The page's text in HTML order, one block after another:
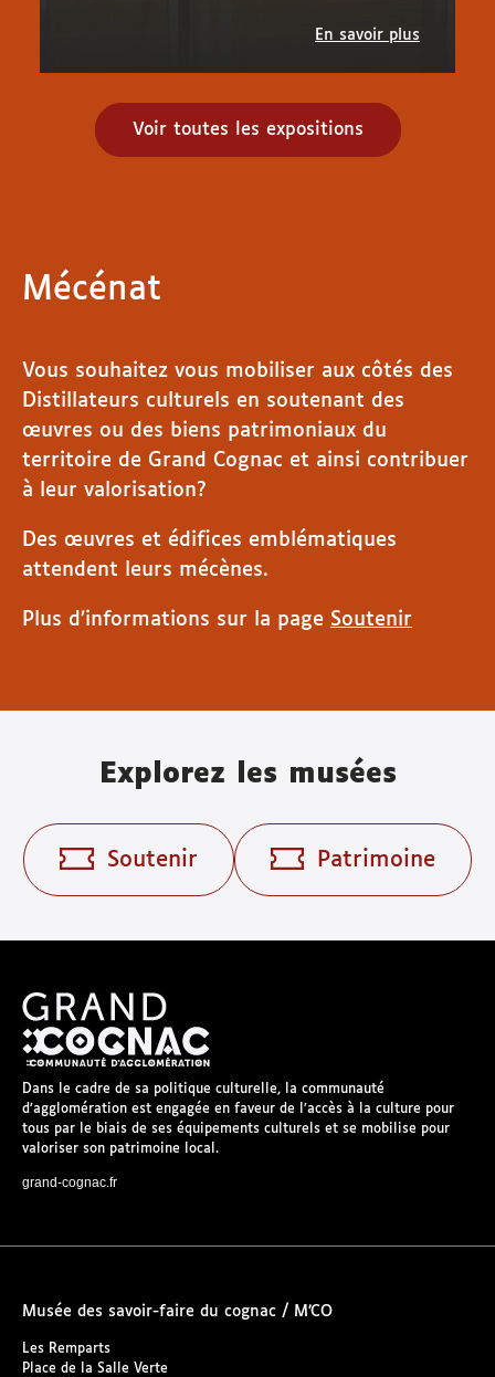
En savoir plus
Voir toutes les expositions
Mécénat
Vous souhaitez vous mobiliser aux côtés des
Distillateurs culturels en soutenant des
œuvres ou des biens patrimoniaux du
territoire de Grand Cognac et ainsi contribuer
à leur valorisation?
Des œuvres et édifices emblématiques
attendent leurs mécènes.
Plus d’informations sur la page Soutenir
Explorez les musées
Soutenir Patrimoine
Dans le cadre de sa politique culturelle, la communauté
d’agglomération est engagée en faveur de l’accès à la culture pour
tous par le biais de ses équipements culturels et se mobilise pour
valoriser son patrimoine local.
grand-cognac.fr
Musée des savoir-faire du cognac / M’CO
Les Remparts
Place de la Salle Verte